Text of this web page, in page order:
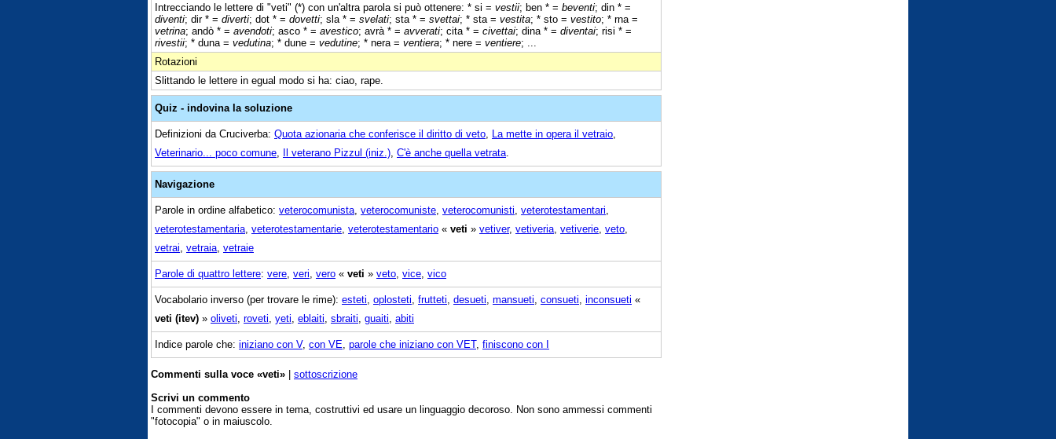
Intrecciando le lettere di "veti" (*) con un'altra parola si può ottenere: * si = vestii; ben * = beventi; din * =
diventi; dir * = diverti; dot * = dovetti; sla * = svelati; sta * = svettai; * sta = vestita; * sto = vestito; * rna =
vetrina; andò * = avendoti; asco * = avestico; avrà * = avverati; cita * = civettai; dina * = diventai; risi * =
rivestii; * duna = vedutina; * dune = vedutine; * nera = ventiera; * nere = ventiere; ...
Rotazioni
Slittando le lettere in egual modo si ha: ciao, rape.
Quiz - indovina la soluzione
Definizioni da Cruciverba: Quota azionaria che conferisce il diritto di veto La mette in opera il vetraio
Veterinario... poco comune Il veterano Pizzul (iniz.) C'è anche quella vetrata
Navigazione
Parole in ordine alfabetico: veterocomunista veterocomuniste veterocomunisti veterotestamentari
veterotestamentaria veterotestamentarie veterotestamentario « veti » vetiver, vetiveria vetiverie veto
vetrai vetraia vetraie
Parole di quattro lettere: vere veri vero « veti » veto vice vico
Vocabolario inverso (per trovare le rime): esteti oplosteti frutteti desueti mansueti consueti inconsueti «
veti (itev) » oliveti roveti yeti eblaiti sbraiti guaiti abiti
Indice parole che: iniziano con V, con VE parole che iniziano con VET, finiscono con I
Commenti sulla voce «veti» | sottoscrizione
Scrivi un commento
I commenti devono essere in tema, costruttivi ed usare un linguaggio decoroso. Non sono ammessi commenti
"fotocopia" o in maiuscolo.